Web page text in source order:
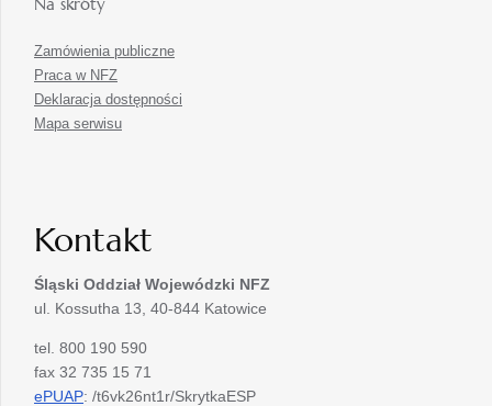
Zamówienia publiczne
Praca w NFZ
Deklaracja dostępności
Mapa serwisu
Kontakt
Śląski Oddział Wojewódzki NFZ
ul. Kossutha 13, 40-844 Katowice
tel. 800 190 590
fax 32 735 15 71
ePUAP: /t6vk26nt1r/SkrytkaESP